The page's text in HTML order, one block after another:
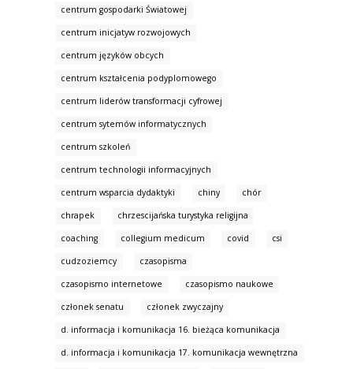
centrum gospodarki Światowej
centrum inicjatyw rozwojowych
centrum języków obcych
centrum kształcenia podyplomowego
centrum liderów transformacji cyfrowej
centrum sytemów informatycznych
centrum szkoleń
centrum technologii informacyjnych
centrum wsparcia dydaktyki chiny chór
chrapek chrzescijańska turystyka religijna
coaching collegium medicum covid csi
cudzoziemcy czasopisma
czasopismo internetowe czasopismo naukowe
członek senatu członek zwyczajny
d. informacja i komunikacja 16. bieżąca komunikacja
d. informacja i komunikacja 17. komunikacja wewnętrzna